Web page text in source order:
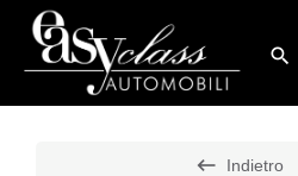
Indietro